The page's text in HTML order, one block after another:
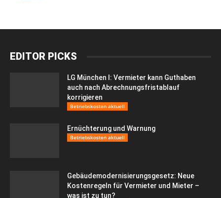
EDITOR PICKS
LG München I: Vermieter kann Guthaben
auch nach Abrechnungsfristablauf
korrigieren
Betriebskosten aktuell
Ernüchterung und Warnung
Betriebskosten aktuell
Gebäudemodernisierungsgesetz: Neue
Kostenregeln für Vermieter und Mieter –
was ist zu tun?